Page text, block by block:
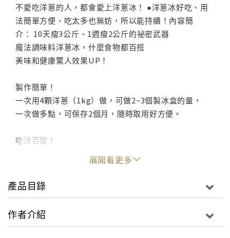
不愛吃洋蔥的人，都會愛上洋蔥冰！ ●洋蔥冰好吃、用
法簡單方便、吃太多也無妨，所以能持續！內容簡
介： 10天瘦3公斤、1週瘦2公斤的祕密武器
魔法調味料洋蔥冰，什麼食物都百搭
美味和健康驚人效果UP！
製作簡單！
一次用4顆洋蔥（1kg）做，可做2~3個製冰盒的量，
一次做多點，可保存2個月，隨時取用好方便。
吃法百變！
80道洋蔥冰應用料理，入菜、加湯、飯麵、飲料冰品都
越吃越瘦！
瘦。
展開看更多
產品目錄
作者介紹